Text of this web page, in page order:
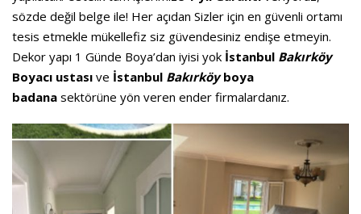
sözde değil belge ile! Her açıdan Sizler için en güvenli ortamı
tesis etmekle mükellefiz siz güvendesiniz endişe etmeyin.
Dekor yapı 1 Günde Boya’dan iyisi yok İstanbul Bakırköy
Boyacı ustası ve İstanbul Bakırköyboya
badana sektörüne yön veren ender firmalardanız.